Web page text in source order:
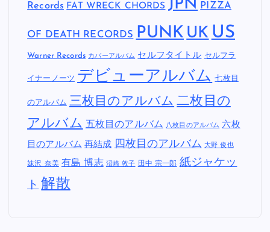
Records FAT WRECK CHORDS JPN PIZZA
OF DEATH RECORDS PUNK UK US
Warner Records カバーアルバム セルフタイトル セルフラ
イナーノーツ デビューアルバム 七枚目
のアルバム 三枚目のアルバム 二枚目の
アルバム 五枚目のアルバム 八枚目のアルバム 六枚
目のアルバム 再結成 四枚目のアルバム 大野 俊也
妹沢 奈美 有島 博志 沼崎 敦子 田中 宗一郎 紙ジャケッ
ト 解散